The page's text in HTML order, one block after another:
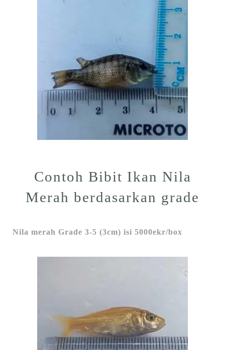
Contoh Bibit Ikan Nila
Merah berdasarkan grade
Nila merah Grade 3-5 (3cm) isi 5000ekr/box